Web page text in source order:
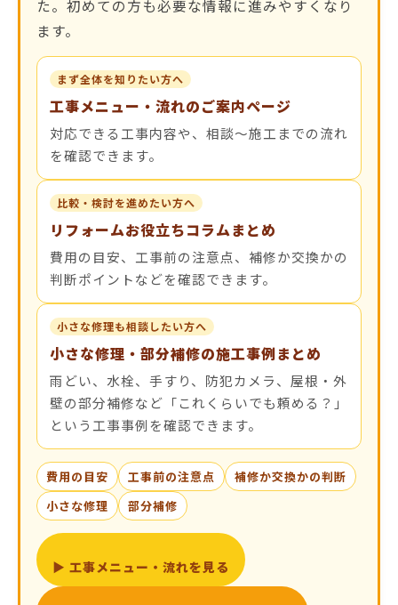
た。初めての方も必要な情報に進みやすくなり
ます。
まず全体を知りたい方へ
工事メニュー・流れのご案内ページ
対応できる工事内容や、相談〜施工までの流れ
を確認できます。
比較・検討を進めたい方へ
リフォームお役立ちコラムまとめ
費用の目安、工事前の注意点、補修か交換かの
判断ポイントなどを確認できます。
小さな修理も相談したい方へ
小さな修理・部分補修の施工事例まとめ
雨どい、水栓、手すり、防犯カメラ、屋根・外
壁の部分補修など「これくらいでも頼める？」
という工事事例を確認できます。
費用の目安 工事前の注意点
補修か交換かの判断
小さな修理
部分補修
▶ 工事メニュー・流れを見る